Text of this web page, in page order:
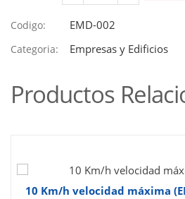
Codigo: EMD-002
Categoria: Empresas y Edificios
Productos
10 Km/h velocidad máxima